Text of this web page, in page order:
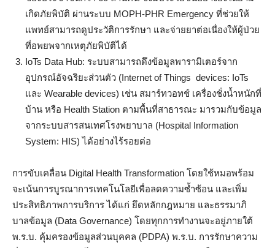
เกิดภัยพิบัติ ผ่านระบบ MOPH-PHR Emergency ที่ช่วยให้
แพทย์สามารถดูประวัติการรักษา และจ่ายยาต่อเนื่องให้ผู้ป่วย
ที่อพยพจากเหตุภัยพิบัติได้
IoTs Data Hub: ระบบสามารถดึงข้อมูลพารามิเตอร์จาก
อุปกรณ์อัจฉริยะส่วนตัว (Internet of Things devices: IoTs
และ Wearable devices) เช่น สมาร์ทวอทช์ เครื่องชั่งน้ำหนักที่
บ้าน หรือ Health Station ตามพื้นที่สาธารณะ มารวมกับข้อมูล
จากระบบสารสนเทศโรงพยาบาล (Hospital Information
System: HIS) ได้อย่างไร้รอยต่อ
การขับเคลื่อน Digital Health Transformation โดยใช้หมอพร้อม
จะเน้นการบูรณาการเทคโนโลยีเพื่อลดความซ้ำซ้อน และเพิ่ม
ประสิทธิภาพการบริการ ได้แก่ ยึดหลักกฎหมาย และธรรมาภิ
บาลข้อมูล (Data Governance) โดยทุกการทำงานจะอยู่ภายใต้
พ.ร.บ. คุ้มครองข้อมูลส่วนบุคคล (PDPA) พ.ร.บ. การรักษาความ